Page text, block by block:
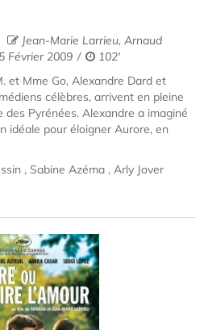
Jean-Marie Larrieu, Arnaud
Février 2009
102'
et Mme Go, Alexandre Dard et
célèbres, arrivent en pleine
des Pyrénées. Alexandre a imaginé
idéale pour éloigner Aurore, en
, Sabine Azéma , Arly Jover